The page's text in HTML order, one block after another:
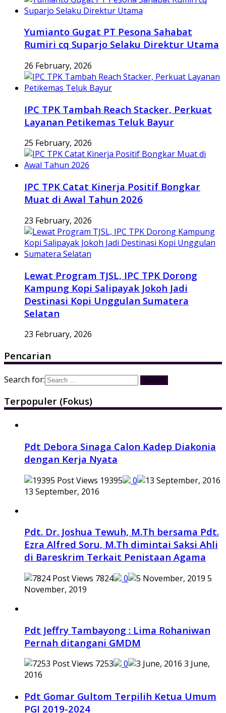
Yumianto Gugat PT Pesona Sahabat
Rumiri cq Suparjo Selaku Direktur Utama
26 February, 2026
IPC TPK Tambah Reach Stacker, Perkuat
Layanan Petikemas Teluk Bayur
25 February, 2026
IPC TPK Catat Kinerja Positif Bongkar
Muat di Awal Tahun 2026
23 February, 2026
Lewat Program TJSL, IPC TPK Dorong
Kampung Kopi Salipayak Jokoh Jadi
Destinasi Kopi Unggulan Sumatera
Selatan
23 February, 2026
Pencarian
Search for:
Terpopuler (Fokus)
Pdt Debora Sinaga Calon Kadep Diakonia
dengan Kerja Nyata
19395
0
13 September, 2016
Pdt. Dr. Joshua Tewuh, M.Th bersama Pdt.
Ezra Alfred Soru, M.Th dimintai Saksi Ahli
di Bareskrim Terkait Penistaan Agama
7824 0
5
November, 2019
Pdt Jeffry Tambayong : Lima Rohaniwan
Pernah ditangani GMDM
7253 0
3 June,
2016
Pdt Gomar Gultom Terpilih Ketua Umum
PGI 2019-2024